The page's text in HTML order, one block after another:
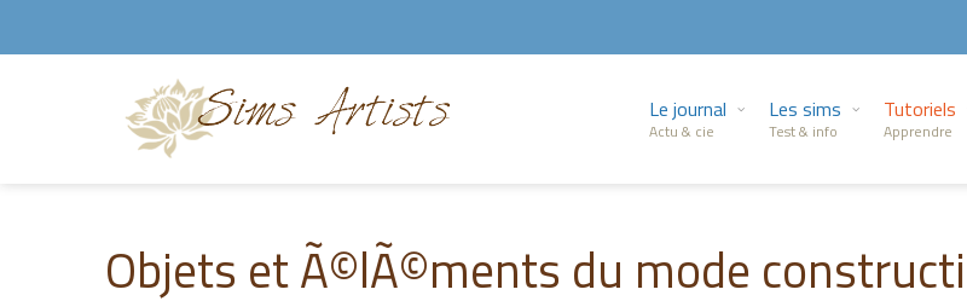
Le journal
Actu & cie
Les sims
Test & info
Tutoriels
Apprendre
Objets et Ã©lÃ©ments du mode